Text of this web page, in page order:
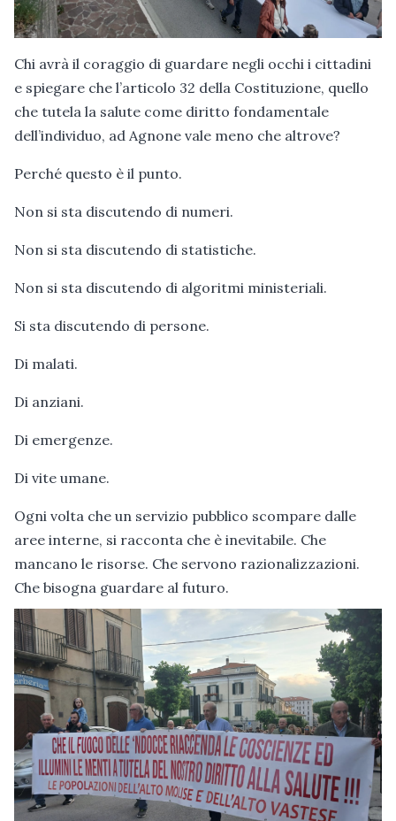
Chi avrà il coraggio di guardare negli occhi i cittadini
e spiegare che l’articolo 32 della Costituzione, quello
che tutela la salute come diritto fondamentale
dell’individuo, ad Agnone vale meno che altrove?
Perché questo è il punto.
Non si sta discutendo di numeri.
Non si sta discutendo di statistiche.
Non si sta discutendo di algoritmi ministeriali.
Si sta discutendo di persone.
Di malati.
Di anziani.
Di emergenze.
Di vite umane.
Ogni volta che un servizio pubblico scompare dalle
aree interne, si racconta che è inevitabile. Che
mancano le risorse. Che servono razionalizzazioni.
Che bisogna guardare al futuro.